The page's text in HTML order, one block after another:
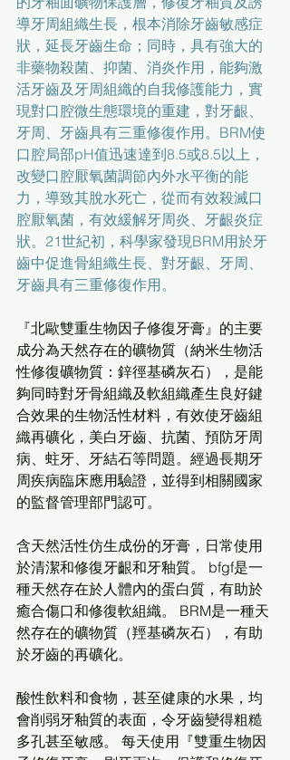
導牙周組織生長，根本消除牙齒敏感症
狀，延長牙齒生命；同時，具有強大的
非藥物殺菌、抑菌、消炎作用，能夠激
活牙齒及牙周組織的自我修護能力，實
現對口腔微生態環境的重建，對牙齦、
牙周、牙齒具有三重修復作用。BRM使
口腔局部pH值迅速達到8.5或8.5以上，
改變口腔厭氧菌調節內外水平衡的能
力，導致其脫水死亡，從而有效殺滅口
腔厭氧菌，有效緩解牙周炎、牙齦炎症
狀。21世紀初，科學家發現BRM用於牙
齒中促進骨組織生長、對牙齦、牙周、
牙齒具有三重修復作用。
『北歐雙重生物因子修復牙膏』的主要
成分為天然存在的礦物質（納米生物活
性修復礦物質：鋅徑基磷灰石），是能
夠同時對牙骨組織及軟組織產生良好鍵
合效果的生物活性材料，有效使牙齒組
織再礦化，美白牙齒、抗菌、預防牙周
病、蛀牙、牙結石等問題。經過長期牙
周疾病臨床應用驗證，並得到相關國家
的監督管理部門認可。
含天然活性仿生成份的牙膏，日常使用
於清潔和修復牙齦和牙釉質。 bfgf是一
種天然存在於人體內的蛋白質，有助於
癒合傷口和修復軟組織。 BRM是一種天
然存在的礦物質（羥基磷灰石），有助
於牙齒的再礦化。
酸性飲料和食物，甚至健康的水果，均
會削弱牙釉質的表面，令牙齒變得粗糙
多孔甚至敏感。 每天使用『雙重生物因